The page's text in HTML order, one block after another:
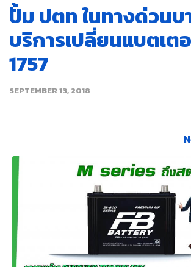
ปั้ม ปตท ในทางด่วนบ
บริการเปลี่ยนแบตเต
1757
SEPTEMBER 13, 2018